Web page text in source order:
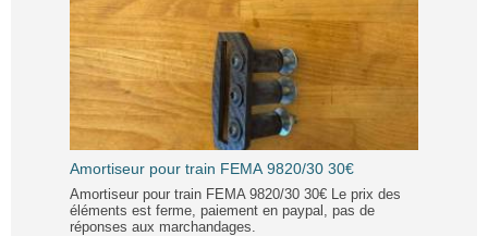
Amortiseur pour train FEMA 9820/30 30€
Amortiseur pour train FEMA 9820/30 30€ Le prix des
éléments est ferme, paiement en paypal, pas de
réponses aux marchandages.